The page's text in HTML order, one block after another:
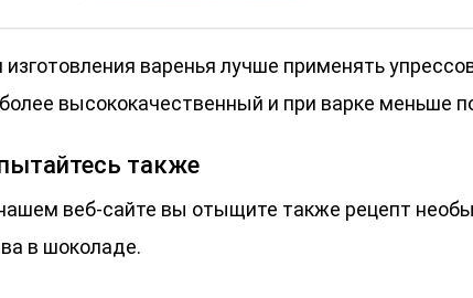
изготовления варенья лучше применять
высококачественный и при варке меньше
также
веб-сайте вы отыщите также рецепт
в шоколаде.